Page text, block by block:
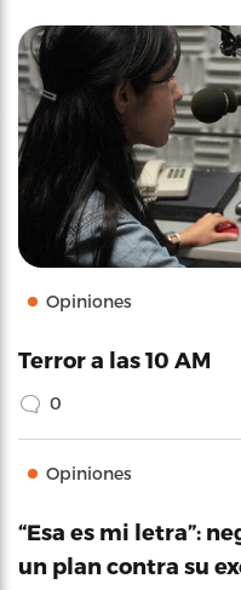
Opiniones
Terror a las 10 AM
0
Opiniones
“Esa es mi letra”:
un plan contra su